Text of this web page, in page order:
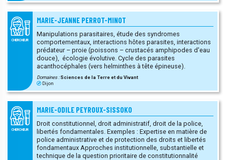
CHERCHEUR
MARIE-JEANNE PERROT-MINOT
Manipulations parasitaires, étude des syndromes
comportementaux, interactions hôtes parasites, interactions
prédateur – proie (poissons – crustacés amphipodes d'eau
douce), écologie évolutive. Cycle des parasites
acanthocéphales (vers helminthes à tête épineuse).
Domaines :Sciences de la Terre et du Vivant
Dijon
CHERCHEUR
MARIE-ODILE PEYROUX-SISSOKO
Droit constitutionnel, droit administratif, droit de la police,
libertés fondamentales. Exemples : Expertise en matière de
police administrative et de protection des droits et libertés
fondamentaux Approches institutionnelle, substantielle et
technique de la question prioritaire de constitutionnalité